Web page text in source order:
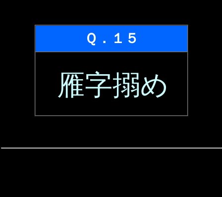
Ｑ．１５
雁字搦め